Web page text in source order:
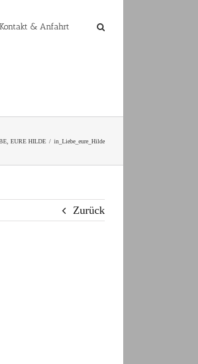
Kontakt & Anfahrt
EURE HILDE in_Liebe_eure_Hilde
Zurück